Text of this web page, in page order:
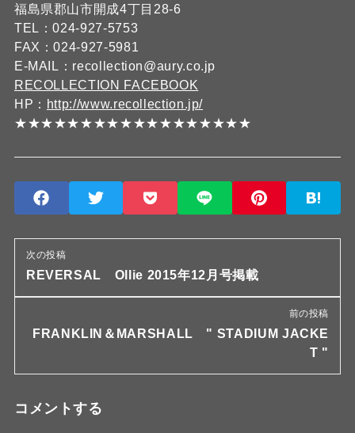
福島県郡山市開成4丁目28-6
TEL：024-927-5753
FAX：024-927-5981
E-MAIL：recollection@aury.co.jp
RECOLLECTION FACEBOOK
HP： http://www.recollection.jp/
★★★★★★★★★★★★★★★★★★
次の投稿
REVERSAL Ollie 2015年12月号掲載
前の投稿
FRANKLIN＆MARSHALL " STADIUM JACKE
T "
コメントする